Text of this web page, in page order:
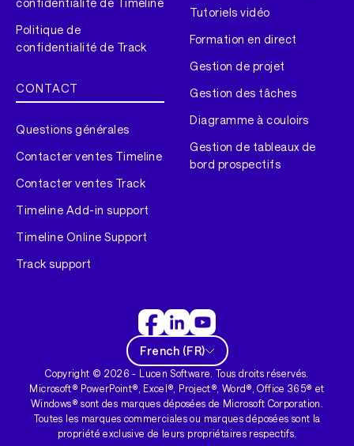
Politique de
confidentialité de Track
CONTACT
Questions générales
Contacter ventes Timeline
Contacter ventes Track
Timeline Add-in support
Timeline Online Support
Track support
Tutoriels vidéo
Formation en direct
Gestion de projet
Gestion des tâches
Diagramme à couloirs
Gestion de tableaux de
bord prospectifs
French (FR)
Copyright © 2026 - Lucen Software. Tous droits réservés.
Microsoft® PowerPoint®, Excel®, Project®, Word®, Office 365® et
Windows® sont des marques déposées de Microsoft Corporation.
Toutes les marques commerciales ou marques déposées sont la
propriété exclusive de leurs propriétaires respectifs.